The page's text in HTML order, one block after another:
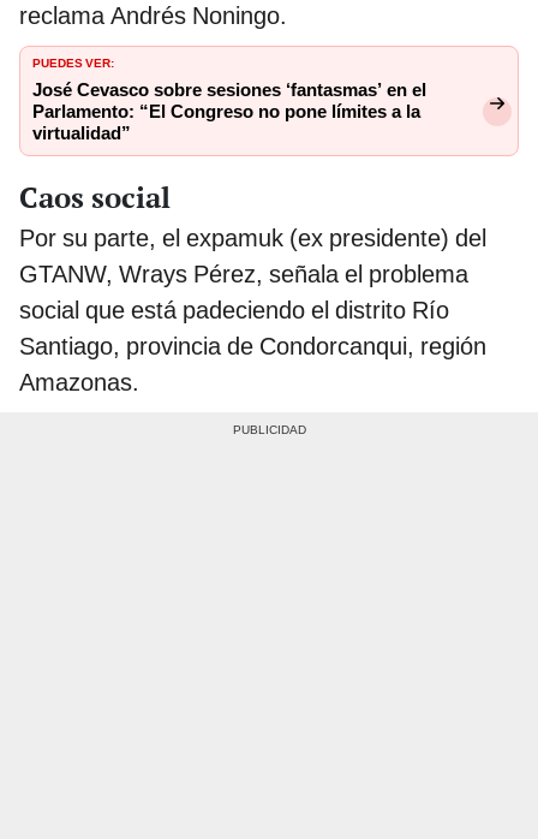
reclama Andrés Noningo.
PUEDES VER:
José Cevasco sobre sesiones ‘fantasmas’ en el
Parlamento: “El Congreso no pone límites a la
virtualidad”
Caos social
Por su parte, el expamuk (ex presidente) del
GTANW, Wrays Pérez, señala el problema
social que está padeciendo el distrito Río
Santiago, provincia de Condorcanqui, región
Amazonas.